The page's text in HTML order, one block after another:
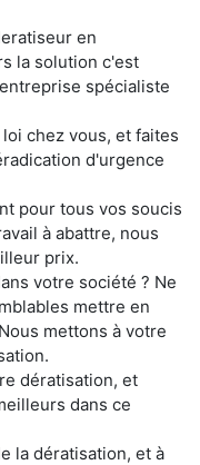
en
la solution c'est
spécialiste
chez vous, et faites
d'urgence
pour tous vos soucis
à abattre, nous
prix.
votre société ? Ne
mettre en
mettons à votre
dératisation, et
dans ce
la dératisation, et à